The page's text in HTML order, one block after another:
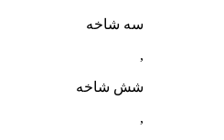
سه شاخه
,
شش شاخه
,